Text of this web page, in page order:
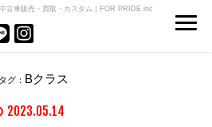
古車販売・買取・カスタム｜FOR PRIDE.inc
タグ： Bクラス
2023.05.14